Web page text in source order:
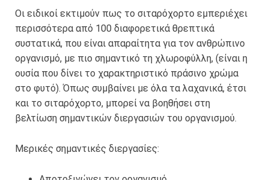
Οι ειδικοί εκτιμούν πως το σιταρόχορτο εμπεριέχει
περισσότερα από 100 διαφορετικά θρεπτικά
συστατικά, που είναι απαραίτητα για τον ανθρώπινο
οργανισμό, με πιο σημαντικό τη χλωροφύλλη, (είναι η
ουσία που δίνει το χαρακτηριστικό πράσινο χρώμα
στο φυτό). Όπως συμβαίνει με όλα τα λαχανικά, έτσι
και το σιταρόχορτο, μπορεί να βοηθήσει στη
βελτίωση σημαντικών διεργασιών του οργανισμού.
Μερικές σημαντικές διεργασίες: